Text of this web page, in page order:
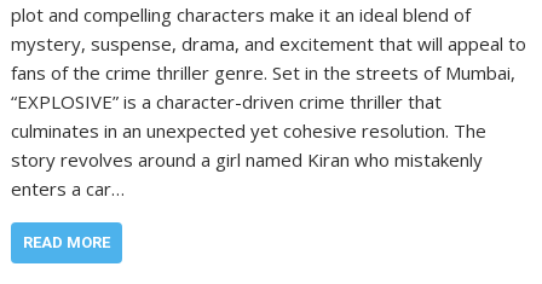
plot and compelling characters make it an ideal blend of
mystery, suspense, drama, and excitement that will appeal to
fans of the crime thriller genre. Set in the streets of Mumbai,
“EXPLOSIVE” is a character-driven crime thriller that
culminates in an unexpected yet cohesive resolution. The
story revolves around a girl named Kiran who mistakenly
enters a car…
READ MORE